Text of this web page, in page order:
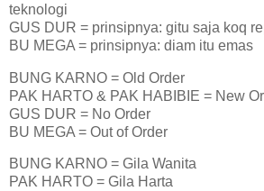
teknologi
GUS DUR = prinsipnya: gitu saja koq
BU MEGA = prinsipnya: diam itu emas
BUNG KARNO = Old Order
PAK HARTO & PAK HABIBIE = New
GUS DUR = No Order
BU MEGA = Out of Order
BUNG KARNO = Gila Wanita
PAK HARTO = Gila Harta